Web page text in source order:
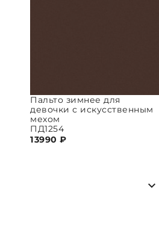
Пальто зимнее для
девочки с искусственным
мехом
ПД1254
13990₽